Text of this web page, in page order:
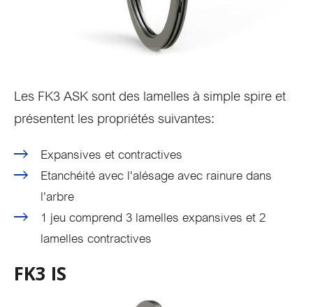
Les FK3 ASK sont des lamelles à simple spire et
présentent les propriétés suivantes:
Expansives et contractives
Etanchéité avec l'alésage avec rainure dans
l'arbre
1 jeu comprend 3 lamelles expansives et 2
lamelles contractives
FK3 IS